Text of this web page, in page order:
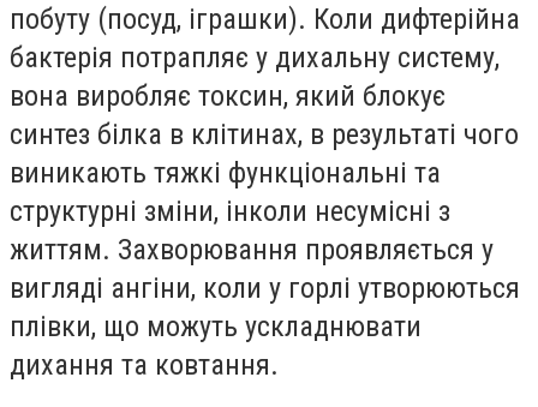
побуту (посуд, іграшки). Коли дифтерійна
бактерія потрапляє у дихальну систему,
вона виробляє токсин, який блокує
синтез білка в клітинах, в результаті чого
виникають тяжкі функціональні та
структурні зміни, інколи несумісні з
життям. Захворювання проявляється у
вигляді ангіни, коли у горлі утворюються
плівки, що можуть ускладнювати
дихання та ковтання.